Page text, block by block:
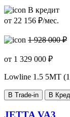
В кредит
от 22 156 ₽/мес.
1 928 000 ₽
от 1 329 000 ₽
Lowline 1.5 5MT
В Trade-in В